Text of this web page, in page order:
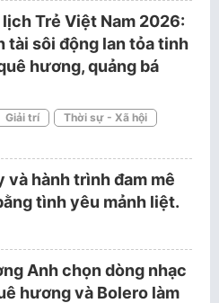
Trẻ Việt Nam 2026:
tài sôi động lan tỏa tinh
hương, quảng bá
Giải trí
Thời sự - Xã hội
và hành trình đam mê
tình yêu mảnh liệt.
Anh chọn dòng nhạc
hương và Bolero làm